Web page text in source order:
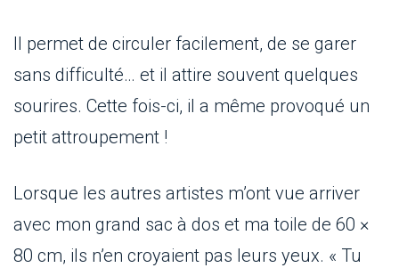
Il permet de circuler facilement, de se garer
sans difficulté… et il attire souvent quelques
sourires. Cette fois-ci, il a même provoqué un
petit attroupement !
Lorsque les autres artistes m’ont vue arriver
avec mon grand sac à dos et ma toile de 60 ×
80 cm, ils n’en croyaient pas leurs yeux. « Tu